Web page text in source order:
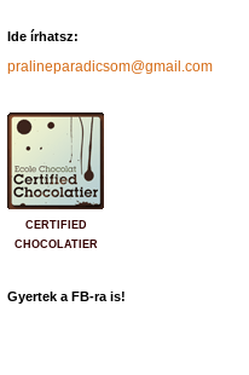
Ide írhatsz:
pralineparadicsom@gmail.com
CERTIFIED
CHOCOLATIER
Gyertek a FB-ra is!